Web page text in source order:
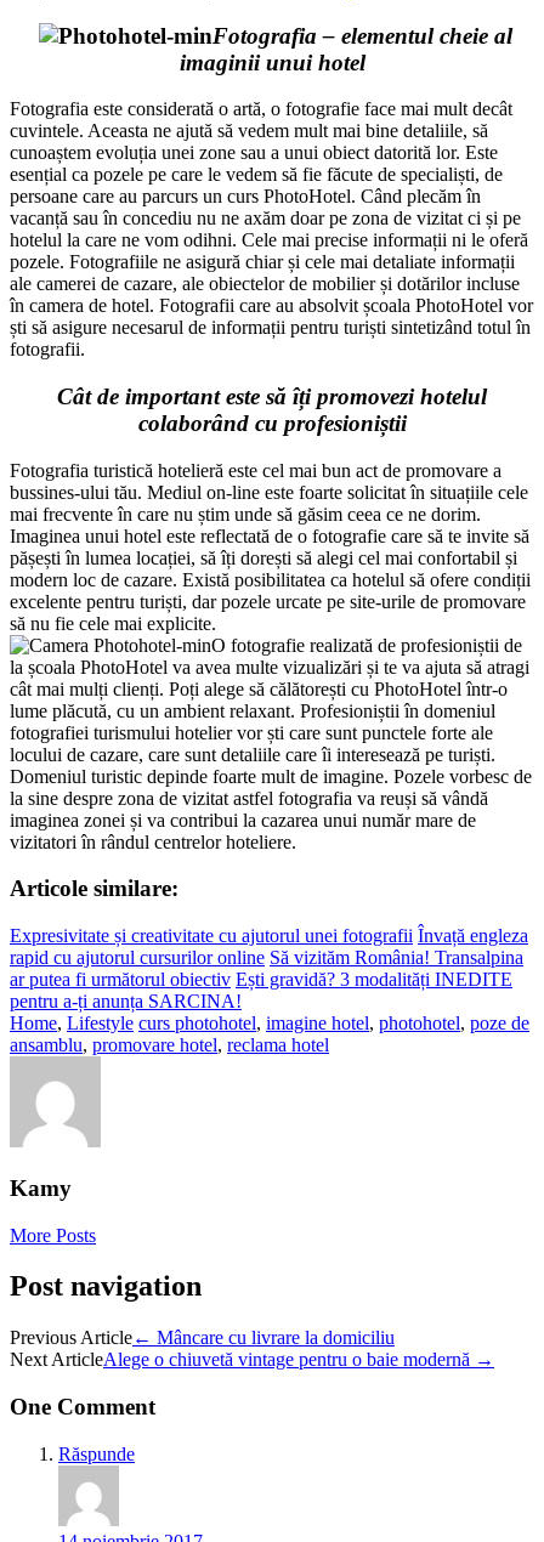
Fotografia – elementul cheie al
imaginii unui hotel
Fotografia este considerată o artă, o fotografie face mai mult decât
cuvintele. Aceasta ne ajută să vedem mult mai bine detaliile, să
cunoaștem evoluția unei zone sau a unui obiect datorită lor. Este
esențial ca pozele pe care le vedem să fie făcute de specialiști, de
persoane care au parcurs un curs PhotoHotel. Când plecăm în
vacanță sau în concediu nu ne axăm doar pe zona de vizitat ci și pe
hotelul la care ne vom odihni. Cele mai precise informații ni le oferă
pozele. Fotografiile ne asigură chiar și cele mai detaliate informații
ale camerei de cazare, ale obiectelor de mobilier și dotărilor incluse
în camera de hotel. Fotografii care au absolvit școala PhotoHotel vor
ști să asigure necesarul de informații pentru turiști sintetizând totul în
fotografii.
Cât de important este să îți promovezi hotelul
colaborând cu profesioniștii
Fotografia turistică hotelieră este cel mai bun act de promovare a
bussines-ului tău. Mediul on-line este foarte solicitat în situațiile cele
mai frecvente în care nu știm unde să găsim ceea ce ne dorim.
Imaginea unui hotel este reflectată de o fotografie care să te invite să
pășești în lumea locației, să îți dorești să alegi cel mai confortabil și
modern loc de cazare. Există posibilitatea ca hotelul să ofere condiții
excelente pentru turiști, dar pozele urcate pe site-urile de promovare
să nu fie cele mai explicite.
O fotografie realizată de profesioniștii de
la școala PhotoHotel va avea multe vizualizări și te va ajuta să atragi
cât mai mulți clienți. Poți alege să călătorești cu PhotoHotel într-o
lume plăcută, cu un ambient relaxant. Profesioniștii în domeniul
fotografiei turismului hotelier vor ști care sunt punctele forte ale
locului de cazare, care sunt detaliile care îi interesează pe turiști.
Domeniul turistic depinde foarte mult de imagine. Pozele vorbesc de
la sine despre zona de vizitat astfel fotografia va reuși să vândă
imaginea zonei și va contribui la cazarea unui număr mare de
vizitatori în rândul centrelor hoteliere.
Articole similare:
Expresivitate și creativitate cu ajutorul unei fotografii Învață engleza
rapid cu ajutorul cursurilor online Să vizităm România! Transalpina
ar putea fi următorul obiectiv Ești gravidă? 3 modalități INEDITE
pentru a-ți anunța SARCINA!
Home, Lifestyle curs photohotel, imagine hotel, photohotel, poze de
ansamblu, promovare hotel, reclama hotel
Kamy
More Posts
Post navigation
Previous Article← Mâncare cu livrare la domiciliu
Next ArticleAlege o chiuvetă vintage pentru o baie modernă →
One Comment
Răspunde